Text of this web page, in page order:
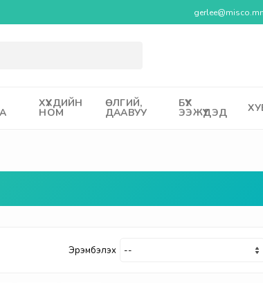
gerlee@misco.mn
ХҮҮХДИЙН
НОМ
ӨЛГИЙ,
ДААВУУ
БҮХ
ЭЭЖҮҮДЭД
Эрэмбэлэх